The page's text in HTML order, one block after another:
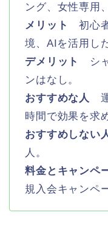
ング、女性専用
メリット初心
境、AIを活用し
デメリット
シ
ンはなし。
おすすめな人
時間で効果を求
おすすめしない
人。
料金とキャンペ
規入会キャンペ